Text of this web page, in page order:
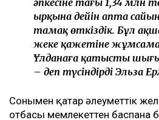
Қырқына дейін апта сайын
тамақ өткіздік. Бұл
жеке қажетіне
Ұлданаға қатысты
– деп түсіндірді Эльза
отбасы мемлекеттен баспана